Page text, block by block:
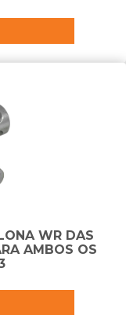
WR DAS
AMBOS OS